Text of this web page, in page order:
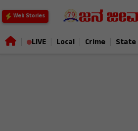
Web Stories
LIVE Local Crime State